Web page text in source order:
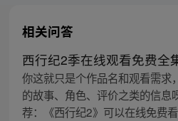
相关问答
西行纪2季在线观看免费全
你这就只是个作品名和观看需求
的故事、角色、评价之类的信息
荐：《西行纪2》可以在线免费